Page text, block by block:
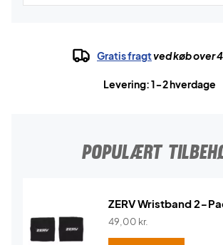
Gratis fragtved køb over
Levering: 1-2 hverdage
POPULÆRT
ZERV Wristband 2-
49,00 kr.